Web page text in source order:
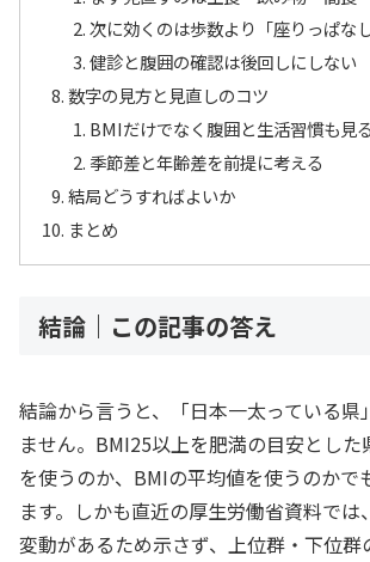
次に効くのは歩数より「座りっぱなし
健診と腹囲の確認は後回しにしない
数字の見方と見直しのコツ
BMIだけでなく腹囲と生活習慣も見る
季節差と年齢差を前提に考える
結局どうすればよいか
まとめ
結論｜この記事の答え
結論から言うと、「日本一太っている県
ません。BMI25以上を肥満の目安とし
を使うのか、BMIの平均値を使うのかで
ます。しかも直近の厚生労働省資料では
変動があるため示さず、上位群・下位群